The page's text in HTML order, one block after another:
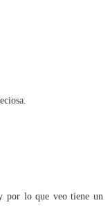
por lo que veo tiene un